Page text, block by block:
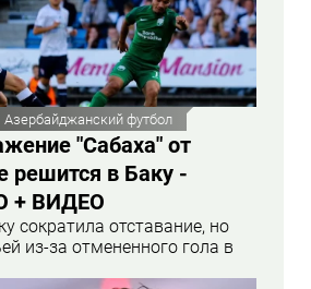
Азербайджанский футбол
"Сабаха" от
решится в Баку -
+ ВИДЕО
сократила отставание, но
из-за отмененного гола в